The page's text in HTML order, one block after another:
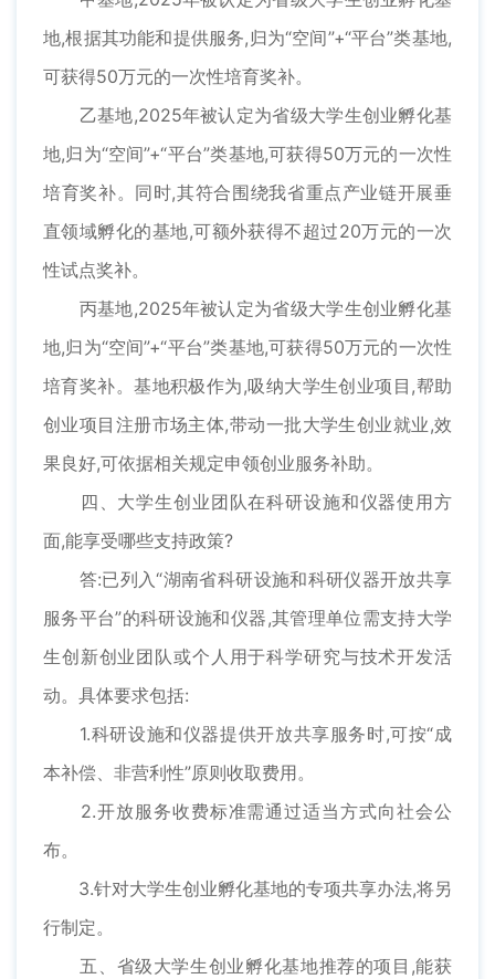
地,根据其功能和提供服务,归为“空间”+“平台”类基地,
可获得50万元的一次性培育奖补。
乙基地,2025年被认定为省级大学生创业孵化基
地,归为“空间”+“平台”类基地,可获得50万元的一次性
培育奖补。同时,其符合围绕我省重点产业链开展垂
直领域孵化的基地,可额外获得不超过20万元的一次
性试点奖补。
丙基地,2025年被认定为省级大学生创业孵化基
地,归为“空间”+“平台”类基地,可获得50万元的一次性
培育奖补。基地积极作为,吸纳大学生创业项目,帮助
创业项目注册市场主体,带动一批大学生创业就业,效
果良好,可依据相关规定申领创业服务补助。
四、大学生创业团队在科研设施和仪器使用方
面,能享受哪些支持政策?
答:已列入“湖南省科研设施和科研仪器开放共享
服务平台”的科研设施和仪器,其管理单位需支持大学
生创新创业团队或个人用于科学研究与技术开发活
动。具体要求包括:
1.科研设施和仪器提供开放共享服务时,可按“成
本补偿、非营利性”原则收取费用。
2.开放服务收费标准需通过适当方式向社会公
布。
3.针对大学生创业孵化基地的专项共享办法,将另
行制定。
五、省级大学生创业孵化基地推荐的项目,能获